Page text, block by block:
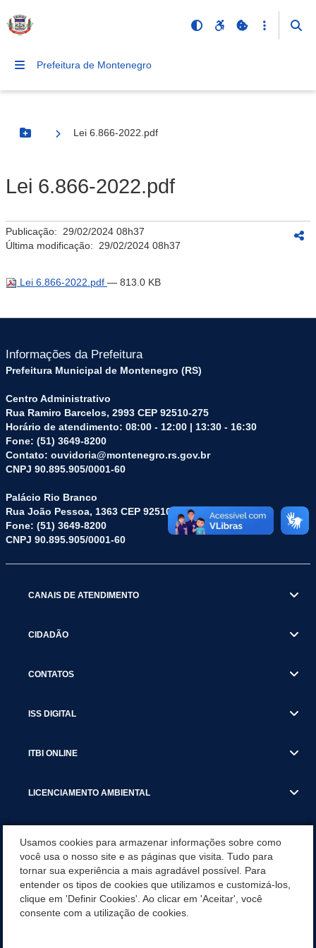
Prefeitura de Montenegro
Botão Menu
Lei 6.866-2022.pdf
Lei 6.866-2022.pdf
Publicação: 29/02/2024 08h37
Última modificação: 29/02/2024 08h37
Lei 6.866-2022.pdf — 813.0 KB
Informações da Prefeitura
Prefeitura Municipal de Montenegro (RS)
Centro Administrativo
Rua Ramiro Barcelos, 2993 CEP 92510-275
Horário de atendimento: 08:00 - 12:00 | 13:30 - 16:30
Fone: (51) 3649-8200
Contato: ouvidoria@montenegro.rs.gov.br
CNPJ 90.895.905/0001-60
Palácio Rio Branco
Rua João Pessoa, 1363 CEP 92510-045
Fone: (51) 3649-8200
CNPJ 90.895.905/0001-60
CANAIS DE ATENDIMENTO
CIDADÃO
CONTATOS
ISS DIGITAL
ITBI ONLINE
LICENCIAMENTO AMBIENTAL
SERVIÇOS
SERVIÇOS DO DEPARTAMENTO DE RECEITA MUNICIPAL
Usamos cookies para armazenar informações sobre como
você usa o nosso site e as páginas que visita. Tudo para
tornar sua experiência a mais agradável possível. Para
entender os tipos de cookies que utilizamos e customizá-los,
clique em 'Definir Cookies'. Ao clicar em 'Aceitar', você
consente com a utilização de cookies.